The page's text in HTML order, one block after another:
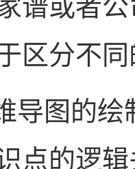
区分不
导图的
点的逻